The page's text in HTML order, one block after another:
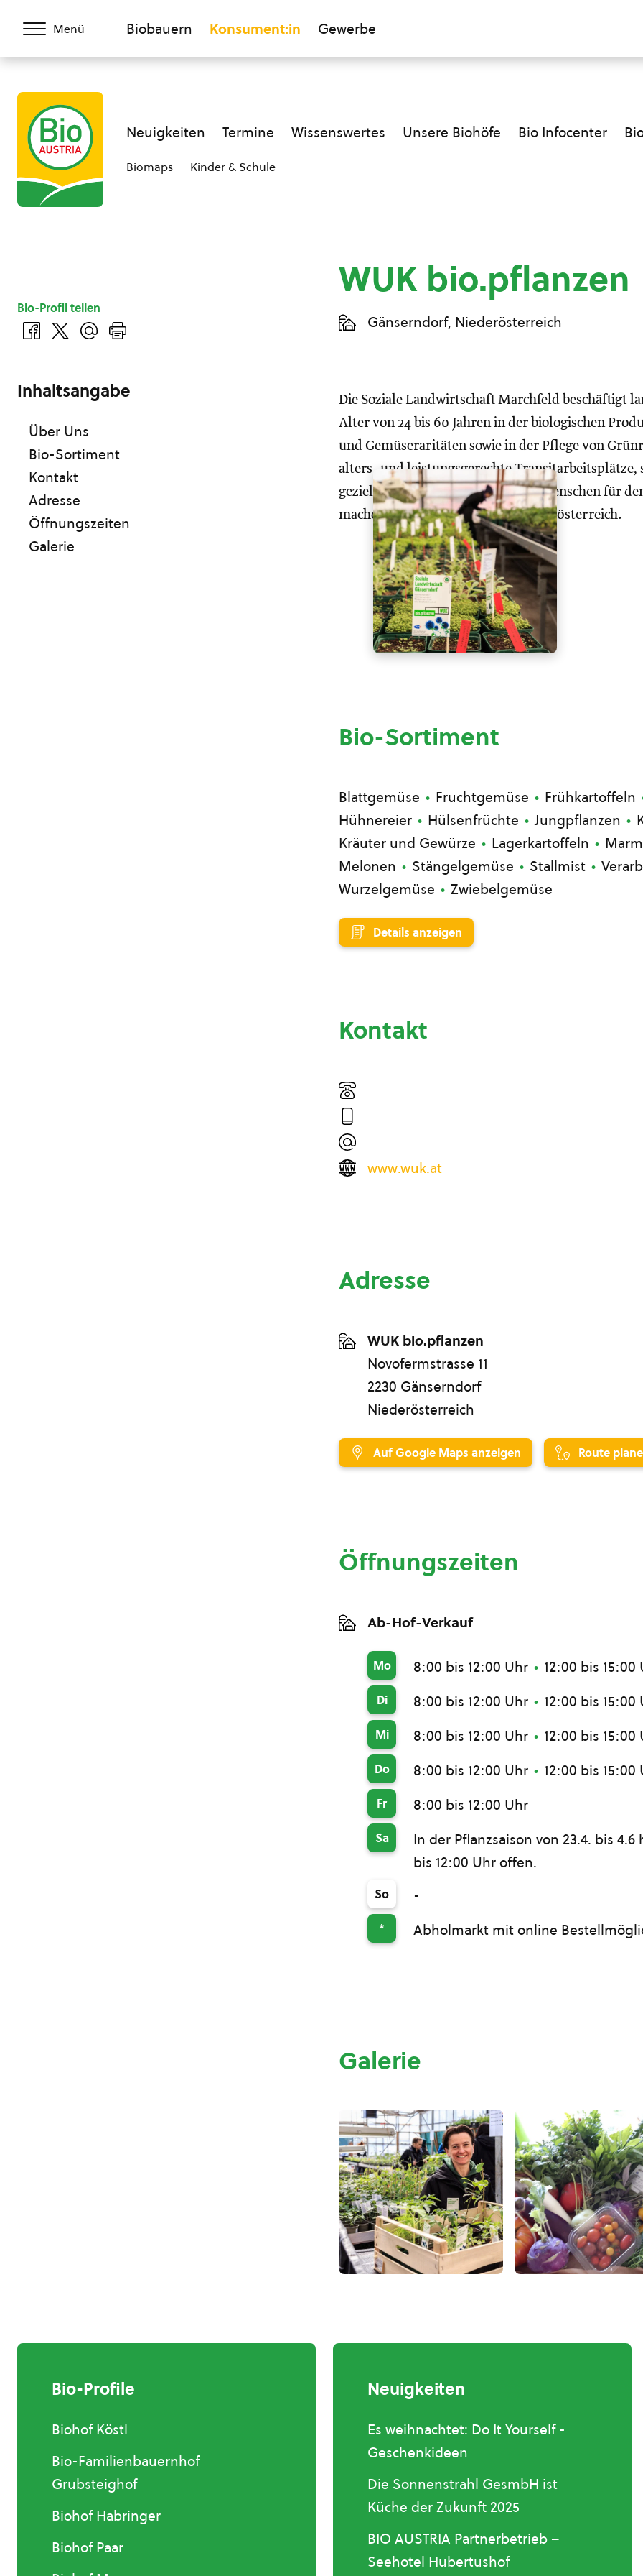
Menü Biobauern Konsument:in Gewerbe
Neuigkeiten Termine Wissenswertes Unsere Biohöfe Bio Infocenter
Biomaps Kinder & Schule
WUK bio.pflanzen
Gänserndorf, Niederösterreich
Die Soziale Landwirtschaft Marchfeld beschäftigt
Alter von 24 bis 60 Jahren in der biologischen
und Gemüseraritäten sowie in der Pflege von
alters- und leistungsgerechte Transitarbeitsplätze,
gezielte Weiterbildung. Ziel ist es Menschen für
machen. Gefördert vom AMS Niederösterreich.
Bio-Sortiment
Blattgemüse Fruchtgemüse
Frühkartoffeln
Hühnereier
Hülsenfrüchte Jungpflanzen
Kräuter und Gewürze
Lagerkartoffeln
Melonen
Stängelgemüse Stallmist
Wurzelgemüse
Zwiebelgemüse
Details anzeigen
Kontakt
www.wuk.at
Adresse
WUK bio.pflanzen
Novofermstrasse 11
2230 Gänserndorf
Niederösterreich
Auf Google Maps anzeigen Route
Öffnungszeiten
Ab-Hof-Verkauf
Mo 8:00 bis 12:00 Uhr 12:00 bis 15:00
Di 8:00 bis 12:00 Uhr 12:00 bis 15:00
Mi 8:00 bis 12:00 Uhr 12:00 bis 15:00
Do 8:00 bis 12:00 Uhr 12:00 bis 15:00
Fr 8:00 bis 12:00 Uhr
Sa
In der Pflanzsaison von 23.4. bis
bis 12:00 Uhr offen.
So -
* Abholmarkt mit online
Galerie
Bio-Profil teilen
Inhaltsangabe
Über Uns
Bio-Sortiment
Kontakt
Adresse
Öffnungszeiten
Galerie
Bio-Profile
Biohof Köstl
Bio-Familienbauernhof
Grubsteighof
Biohof Habringer
Biohof Paar
Neuigkeiten
Es weihnachtet: Do It Yourself -
Geschenkideen
Die Sonnenstrahl GesmbH ist
Küche der Zukunft 2025
BIO AUSTRIA Partnerbetrieb –
Seehotel Hubertushof